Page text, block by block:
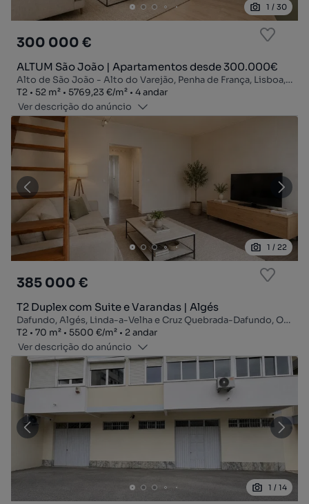
1 / 30
300 000 €
ALTUM São João | Apartamentos desde 300.000€
Alto de São João - Alto do Varejão, Penha de França, Lisboa, Lisboa
Tipologia
T2
Zona52 m²
Preço por metro quadrado
5769,23 €/m²
Andar
4 andar
Ver descrição do anúncio
1 / 22
385 000 €
T2 Duplex com Suite e Varandas | Algés
Dafundo, Algés, Linda-a-Velha e Cruz Quebrada-Dafundo, Oeiras, Lisboa
Tipologia
T2
Zona70 m²
Preço por metro quadrado
5500 €/m²
Andar
2 andar
Ver descrição do anúncio
1 / 14